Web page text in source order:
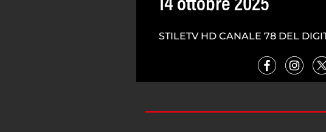
14 ottobre 2025
STILETV HD CANALE 78 DEL